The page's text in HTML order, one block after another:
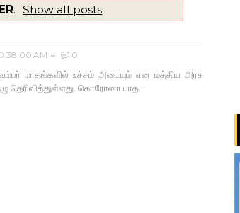
. Show all posts
AM 0
மாதங்களில் உச்சம் அடையும் என மத்திய அரசு
தெரிவித்துள்ளது. கொரோனா பாத...